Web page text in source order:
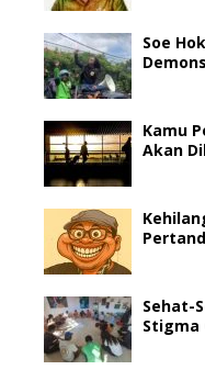
Soe
Kamu
Akan
Sehat-
Stigma